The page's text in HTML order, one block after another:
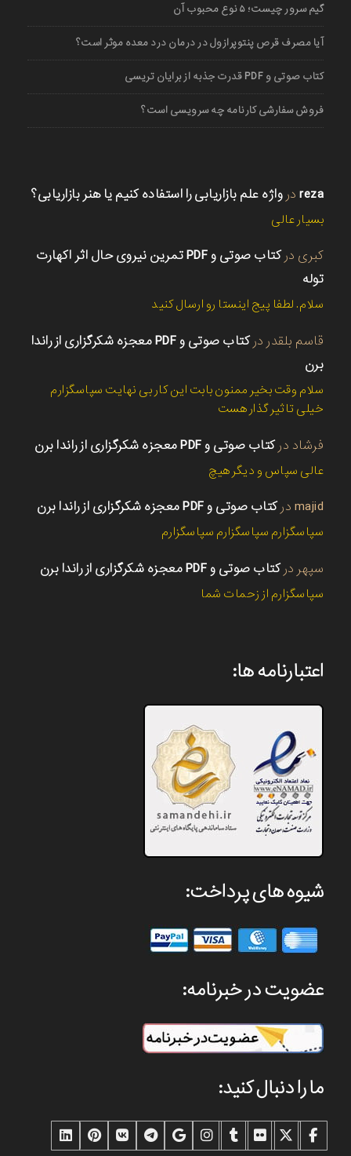
گیم سرور چیست؛ ۵ نوع محبوب آن
آیا مصرف قرص پنتوپرازول در درمان درد معده موثر است؟
کتاب صوتی و PDF قدرت جذبه از برایان تریسی
فروش سفارشی کارنامه چه سرویسی است؟
reza در واژه علم بازاریابی را استفاده کنیم یا هنر بازاریابی؟
بسیار عالی
کبری در
کتاب صوتی و PDF تمرین نیروی حال اثر اکهارت
توله
سلام. لطفا پیج اینستا رو ارسال کنید
قاسم بلقدر در
کتاب صوتی و PDF معجزه شکرگزاری از راندا
برن
سلام وقت بخیر ممنون بابت این کار بی نهایت سپاسگزارم
خیلی تاثیر گذار هست
فرشاد درکتاب صوتی و PDF معجزه شکرگزاری از راندا برن
عالی سپاس و دیگر هیچ
majid درکتاب صوتی و PDF معجزه شکرگزاری از راندا برن
سپاسگزارم سپاسگزارم سپاسگزارم
سپهر درکتاب صوتی و PDF معجزه شکرگزاری از راندا برن
سپاسگزارم از زحمات شما
اعتبارنامه ها:
شیوه های پرداخت:
عضویت در خبرنامه:
ما را دنبال کنید: